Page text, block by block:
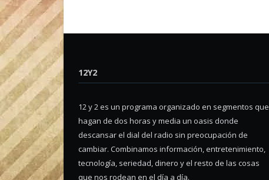
12Y2
12 y 2 es un programa organizado en segmentos que
hagan de dos horas y media un oasis donde
descansar el dial del radio sin preocupación de
cambiar. Combinamos información, entretenimiento,
tecnología, seriedad, dinero y el resto de las cosas
que nos rodean en el día a día.